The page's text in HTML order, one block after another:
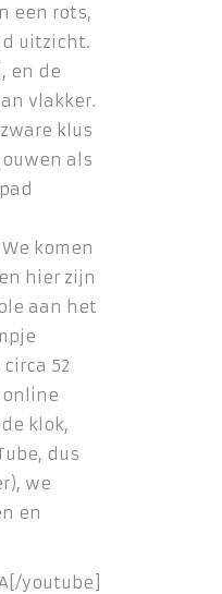
een rots,
uitzicht.
en de
vlakker.
klus
als
komen
hier zijn
aan het
52
online
klok,
dus
we
en
youtube]